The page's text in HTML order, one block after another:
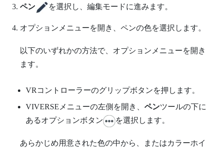
ペン を選択し、編集モードに進みます。
オプションメニューを開き、ペンの色を選択します。
以下のいずれかの方法で、 オプションメニューを開き
ます。
VRコントローラーのグリップボタンを押します。
VIVERSEメニューの左側を開き、ペンツールの下に
あるオプションボタン
を選択します。
あらかじめ用意された色の中から、またはカラーホイ